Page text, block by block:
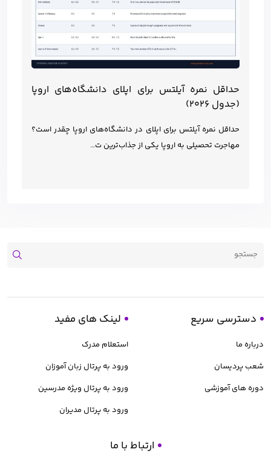
حداقل نمره آیلتس برای اپلای دانشگاه‌های اروپا
(جدول ۲۰۲۶)
حداقل نمره آیلتس برای اپلای در دانشگاه‌های اروپا چقدر است؟
مهاجرت تحصیلی به اروپا یکی از جذاب‌ترین ت…
دسترسی سریع
درباره ما
شعب پردیسان
دوره های آموزشی
لینک های مفید
استعلام مدرک
ورود به پرتال زبان آموزان
ورود به پرتال ویژه مدرسین
ورود به پرتال مدیران
ارتباط با ما